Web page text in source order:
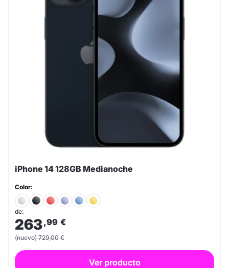
iPhone 14 128GB Medianoche
Color:
de:
263,99 €
(nuevo) 729,00 €
Ver producto